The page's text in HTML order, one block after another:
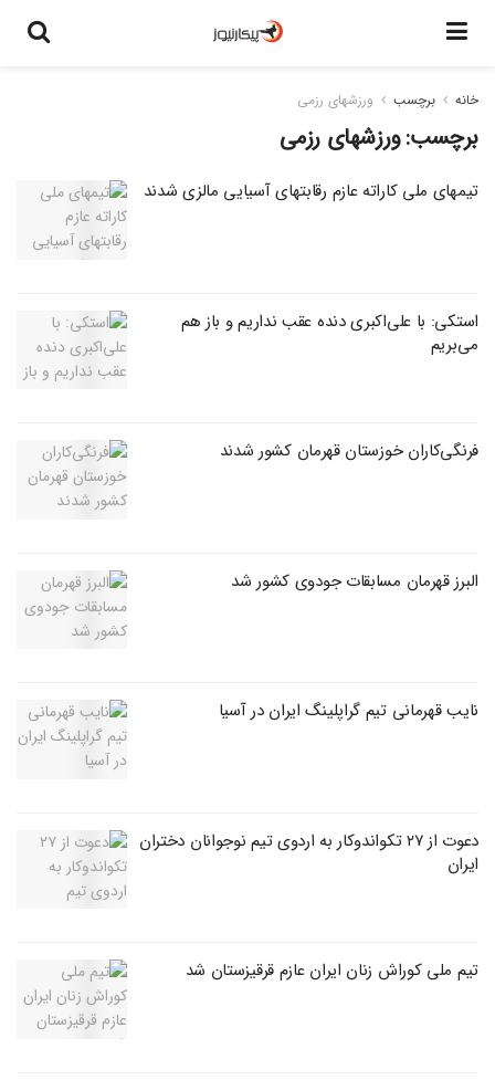
خانه برچسب ورزشهای رزمی
برچسب:ورزشهای رزمی
تیمهای ملی کاراته عازم رقابتهای آسیایی مالزی شدند
استکی: با علی‌اکبری دنده عقب نداریم و باز هم
می‌بریم
فرنگی‌کاران خوزستان قهرمان کشور شدند
البرز قهرمان مسابقات جودوی کشور شد
نایب قهرمانی تیم گراپلینگ ایران در آسیا
دعوت از ۲۷ تکواندوکار به اردوی تیم نوجوانان دختران
ایران
تیم ملی کوراش زنان ایران عازم قرقیزستان شد